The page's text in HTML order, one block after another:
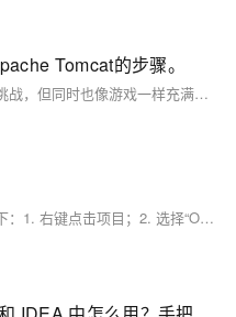
Tomcat的步骤。
这段部署Tomcat的冒险旅程充满技术挑战，但同时也像游戏一样充满乐趣。它需要你提前准备，仔细执行，并随时准备解决意外情况。成功后，你就可以在这匹强壮的网络野马上，带着你的Java应用，冲向Web开发的璀璨星空。
在IDEA中修改项目JDK版本的方法如下：1. 右键点击项目；2. 选择“Open Module Settings”，如图所示；3. 在弹出窗口中配置自定义的JDK路径。通过以上步骤，可轻松更改项目所使用的JDK版本，满足不同开发环境的需求。